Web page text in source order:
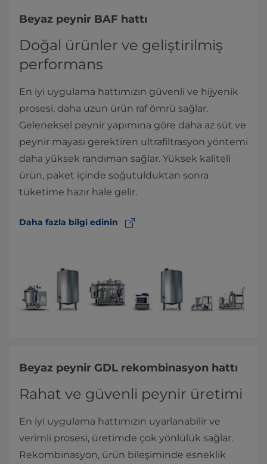
Beyaz peynir BAF hattı
Doğal ürünler ve geliştirilmiş
performans
En iyi uygulama hattımızın güvenli ve hijyenik
prosesi, daha uzun ürün raf ömrü sağlar.
Geleneksel peynir yapımına göre daha az süt ve
peynir mayası gerektiren ultrafiltrasyon yöntemi
daha yüksek randıman sağlar. Yüksek kaliteli
ürün, paket içinde soğutulduktan sonra
tüketime hazır hale gelir.
Daha fazla bilgi edinin
Beyaz peynir GDL rekombinasyon hattı
Rahat ve güvenli peynir üretimi
En iyi uygulama hattımızın uyarlanabilir ve
verimli prosesi, üretimde çok yönlülük sağlar.
Rekombinasyon, ürün bileşiminde esneklik